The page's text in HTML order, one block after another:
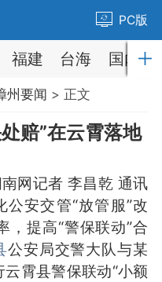
PC版
福建 台海 国内
州要闻 > 正文
赔”在云霄落地
网记者 李昌乾 通讯
安交管“放管服”改
，提高“警保联动”合
公安局交警大队与某
霄县警保联动“小额